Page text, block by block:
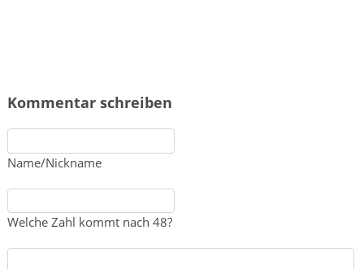
Kommentar schreiben
Name/Nickname
Welche Zahl kommt nach 48?